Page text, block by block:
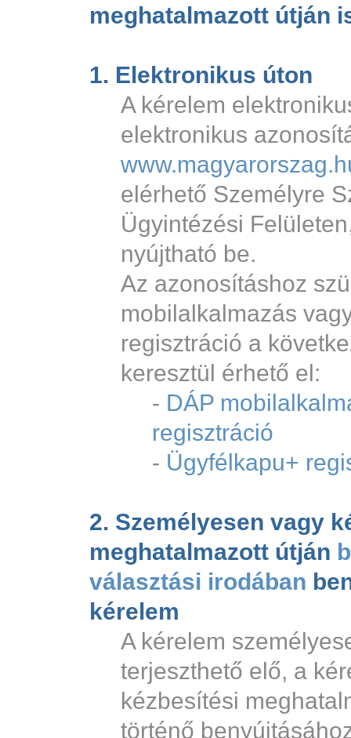
meghatalmazott útján
1. Elektronikus úton
A kérelem
elektronikus
elérhető Személyre
Ügyintézési
nyújtható be.
Az azonosításhoz
mobilalkalmazás
regisztráció a
keresztül érhető el:
- DÁP
regisztráció
- Ügyfélkapu+
2. Személyesen vagy
meghatalmazott útján
választási irodában
kérelem
A kérelem
terjeszthető elő, a
kézbesítési
történő